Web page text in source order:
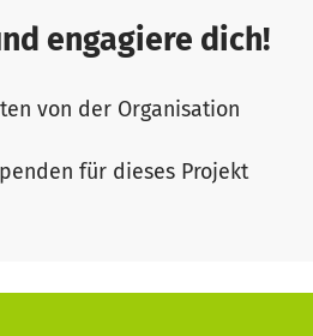
Unterstützung, da
vom Land refinanziert wird,
einen
können. Dieser Nachweis
engagiere dich!
von der Organisation
für dieses Projekt